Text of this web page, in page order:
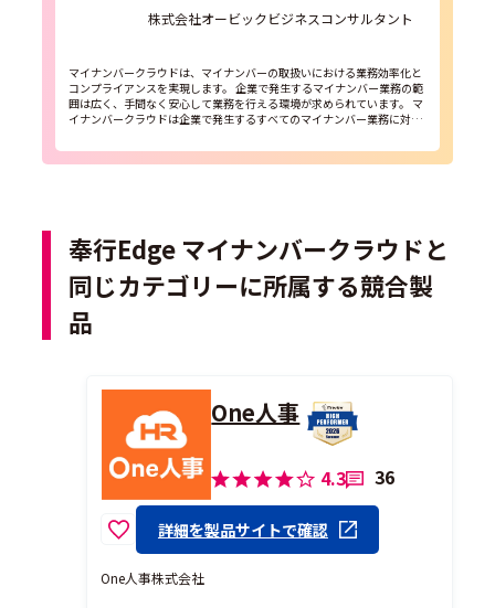
株式会社オービックビジネスコンサルタント
マイナンバークラウドは、マイナンバーの取扱いにおける業務効率化と
コンプライアンスを実現します。 企業で発生するマイナンバー業務の範
囲は広く、手間なく安心して業務を行える環境が求められています。 マ
イナンバークラウドは企業で発生するすべてのマイナンバー業務に対応
奉行Edge マイナンバークラウドと
同じカテゴリーに所属する競合製
品
One人事
4.3 36
詳細を製品サイトで確認
One人事株式会社